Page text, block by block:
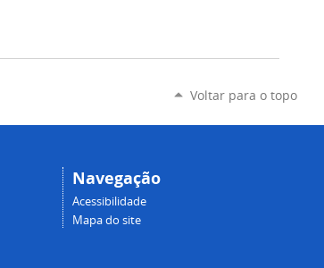
Voltar para o topo
Navegação
Acessibilidade
Mapa do site